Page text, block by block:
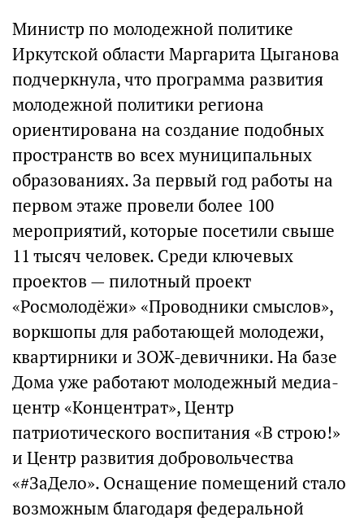
Министр по молодежной политике
Иркутской области Маргарита Цыганова
подчеркнула, что программа развития
молодежной политики региона
ориентирована на создание подобных
пространств во всех муниципальных
образованиях. За первый год работы на
первом этаже провели более 100
мероприятий, которые посетили свыше
11 тысяч человек. Среди ключевых
проектов — пилотный проект
«Росмолодёжи» «Проводники смыслов»,
воркшопы для работающей молодежи,
квартирники и ЗОЖ-девичники. На базе
Дома уже работают молодежный медиа-
центр «Концентрат», Центр
патриотического воспитания «В строю!»
и Центр развития добровольчества
«#ЗаДело». Оснащение помещений стало
возможным благодаря федеральной